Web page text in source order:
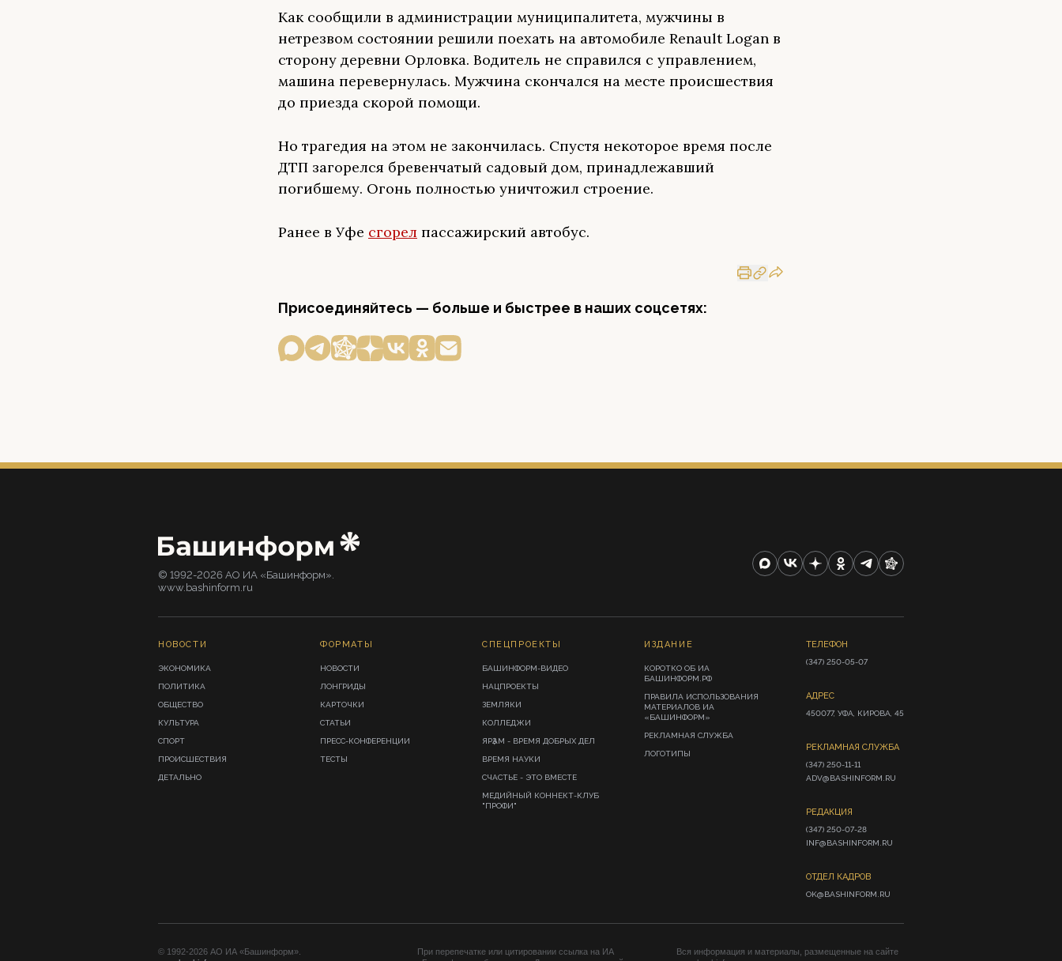
Как сообщили в администрации муниципалитета, мужчины в
нетрезвом состоянии решили поехать на автомобиле Renault Logan в
сторону деревни Орловка. Водитель не справился с управлением,
машина перевернулась. Мужчина скончался на месте происшествия
до приезда скорой помощи.
Но трагедия на этом не закончилась. Спустя некоторое время после
ДТП загорелся бревенчатый садовый дом, принадлежавший
погибшему. Огонь полностью уничтожил строение.
Ранее в Уфе сгорел пассажирский автобус.
Присоединяйтесь — больше и быстрее в наших соцсетях:
© 1992-2026 АО ИА «Башинформ».
www.bashinform.ru
НОВОСТИ
ЭКОНОМИКА
ПОЛИТИКА
ОБЩЕСТВО
КУЛЬТУРА
СПОРТ
ПРОИСШЕСТВИЯ
ДЕТАЛЬНО
ФОРМАТЫ
НОВОСТИ
ЛОНГРИДЫ
КАРТОЧКИ
СТАТЬИ
ПРЕСС-КОНФЕРЕНЦИИ
ТЕСТЫ
СПЕЦПРОЕКТЫ
БАШИНФОРМ-ВИДЕО
НАЦПРОЕКТЫ
ЗЕМЛЯКИ
КОЛЛЕДЖИ
ЯРҘАМ - ВРЕМЯ ДОБРЫХ ДЕЛ
ВРЕМЯ НАУКИ
СЧАСТЬЕ - ЭТО ВМЕСТЕ
МЕДИЙНЫЙ КОННЕКТ-КЛУБ
"ПРОФИ"
ИЗДАНИЕ
КОРОТКО ОБ ИА
БАШИНФОРМ.РФ
ПРАВИЛА ИСПОЛЬЗОВАНИЯ
МАТЕРИАЛОВ ИА
«БАШИНФОРМ»
РЕКЛАМНАЯ СЛУЖБА
ЛОГОТИПЫ
ТЕЛЕФОН
(347) 250-05-07
АДРЕС
450077, УФА, КИРОВА, 45
РЕКЛАМНАЯ СЛУЖБА
(347) 250-11-11
ADV@BASHINFORM.RU
РЕДАКЦИЯ
(347) 250-07-28
INF@BASHINFORM.RU
ОТДЕЛ КАДРОВ
OK@BASHINFORM.RU
© 1992-2026 АО ИА «Башинформ».
При перепечатке или цитировании ссылка на ИА
Вся информация и материалы, размещенные на сайте